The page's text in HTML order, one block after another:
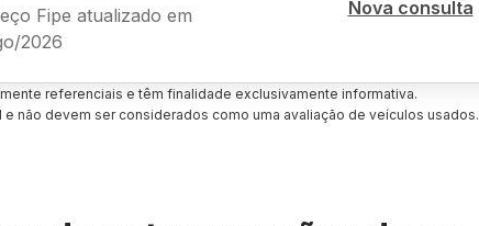
Fipe atualizado em
2026
Nova consulta
referenciais e têm finalidade exclusivamente informativa.
não devem ser considerados como uma avaliação de veículos usados.